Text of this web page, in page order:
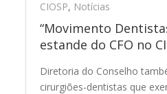
CIOSP, Notícias
“Movimento
estande do CFO no
Diretoria do Conselho
cirurgiões-dentistas que